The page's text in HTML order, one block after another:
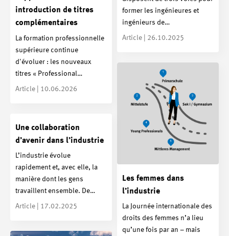
introduction de titres
complémentaires
La formation professionnelle
supérieure continue
d'évoluer : les nouveaux
titres « Professional…
Article | 10.06.2026
former les ingénieures et
ingénieurs de…
Article | 26.10.2025
Les femmes dans
l’industrie
La Journée internationale des
droits des femmes n’a lieu
qu’une fois par an – mais
Une collaboration
d’avenir dans l’industrie
L’industrie évolue
rapidement et, avec elle, la
manière dont les gens
travaillent ensemble. De…
Article | 17.02.2025